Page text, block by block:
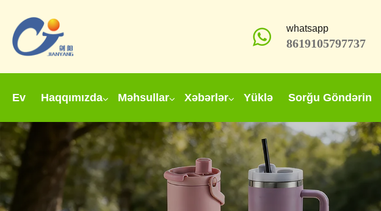
whatsapp
8619105797737
Ev Haqqımızda Məhsullar Xəbərlər Yüklə Sorğu Göndərin